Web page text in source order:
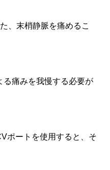
、末梢静脈を痛めるこ
る痛みを我慢する必要が
ポートを使用すると、そ